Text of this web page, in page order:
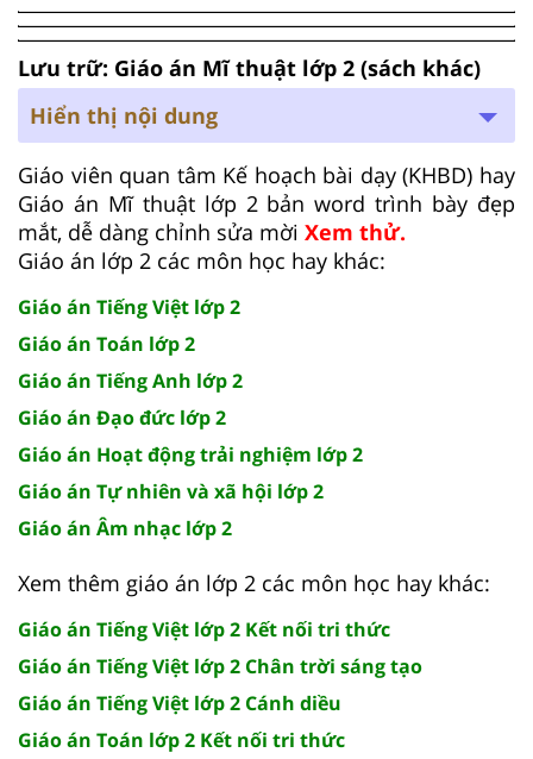
Lưu trữ: Giáo án Mĩ thuật lớp 2 (sách khác)
Hiển thị nội dung
Giáo viên quan tâm Kế hoạch bài dạy (KHBD) hay
Giáo án Mĩ thuật lớp 2 bản word trình bày đẹp
mắt, dễ dàng chỉnh sửa mời Xem thử.
Giáo án lớp 2 các môn học hay khác:
Giáo án Tiếng Việt lớp 2
Giáo án Toán lớp 2
Giáo án Tiếng Anh lớp 2
Giáo án Đạo đức lớp 2
Giáo án Hoạt động trải nghiệm lớp 2
Giáo án Tự nhiên và xã hội lớp 2
Giáo án Âm nhạc lớp 2
Xem thêm giáo án lớp 2 các môn học hay khác:
Giáo án Tiếng Việt lớp 2 Kết nối tri thức
Giáo án Tiếng Việt lớp 2 Chân trời sáng tạo
Giáo án Tiếng Việt lớp 2 Cánh diều
Giáo án Toán lớp 2 Kết nối tri thức